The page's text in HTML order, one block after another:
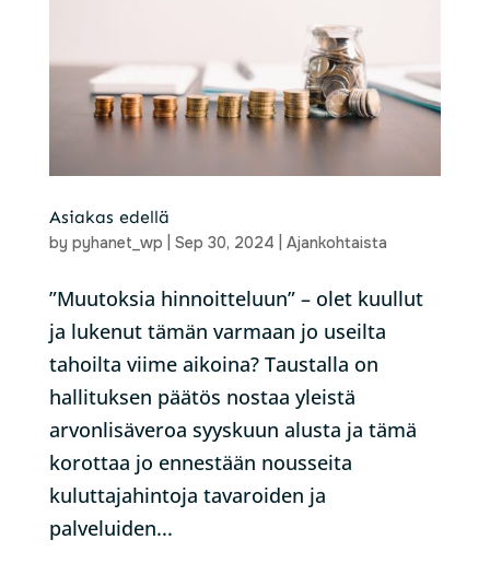
Asiakas edellä
by pyhanet_wp Sep 30, 2024 Ajankohtaista
”Muutoksia hinnoitteluun” – olet kuullut
ja lukenut tämän varmaan jo useilta
tahoilta viime aikoina? Taustalla on
hallituksen päätös nostaa yleistä
arvonlisäveroa syyskuun alusta ja tämä
korottaa jo ennestään nousseita
kuluttajahintoja tavaroiden ja
palveluiden...